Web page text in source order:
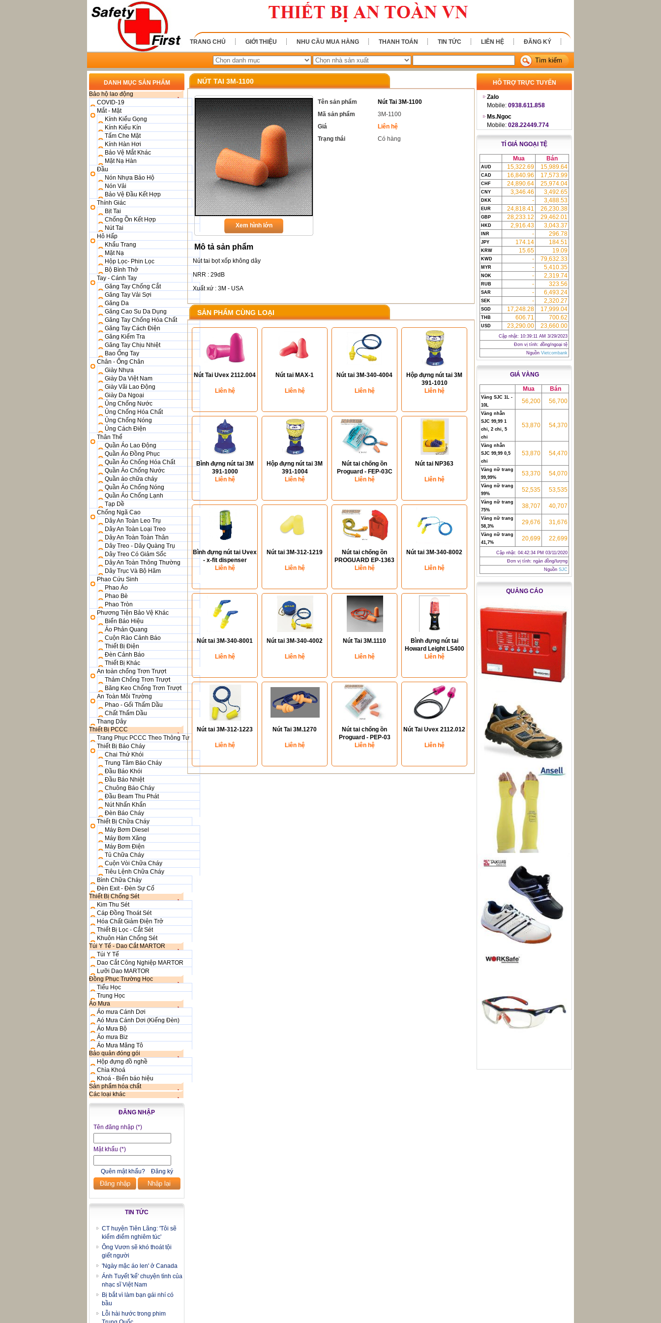
TRANG CHỦ GIỚI THIỆU NHU CẦU MUA HÀNG THANH TOÁN TIN TỨC LIÊN HỆ ĐĂNG KÝ
Tìm kiếm
DANH MỤC SẢN PHẨM
Bảo hộ lao động
COVID-19
Mắt - Mặt
Kính Kiểu Gọng
Kính Kiểu Kín
Tấm Che Mặt
Kính Hàn Hơi
Bảo Vệ Mắt Khác
Mặt Nạ Hàn
Đầu
Nón Nhựa Bảo Hộ
Nón Vải
Bảo Vệ Đầu Kết Hợp
Thính Giác
Bịt Tai
Chống Ồn Kết Hợp
Nút Tai
Hô Hấp
Khẩu Trang
Mặt Nạ
Hộp Lọc- Phin Lọc
Bộ Bình Thở
Tay - Cánh Tay
Găng Tay Chống Cắt
Găng Tay Vải Sợi
Găng Da
Găng Cao Su Da Dụng
Găng Tay Chống Hóa Chất
Găng Tay Cách Điện
Găng Kiểm Tra
Găng Tay Chịu Nhiệt
Bao Ống Tay
Chân - Ống Chân
Giày Nhựa
Giày Da Việt Nam
Giày Vãi Lao Động
Giày Da Ngoại
Ủng Chống Nước
Ủng Chống Hóa Chất
Ủng Chống Nóng
Ủng Cách Điện
Thân Thể
Quần Áo Lao Động
Quần Áo Đồng Phục
Quần Áo Chống Hóa Chất
Quần Áo Chống Nước
Quần áo chữa cháy
Quần Áo Chống Nóng
Quần Áo Chống Lạnh
Tạp Dề
Chống Ngã Cao
Dây An Toàn Leo Trụ
Dây An Toàn Loại Treo
Dây An Toàn Toàn Thân
Dây Treo - Dây Quàng Trụ
Dây Treo Có Giảm Sốc
Dây An Toàn Thông Thường
Dây Trục Và Bộ Hãm
Phao Cứu Sinh
Phao Áo
Phao Bè
Phao Tròn
Phương Tiện Bảo Vệ Khác
Biển Báo Hiệu
Áo Phản Quang
Cuộn Rào Cảnh Báo
Thiết Bị Điện
Đèn Cảnh Báo
Thiết Bị Khác
An toàn chống Trơn Trượt
Thảm Chống Trơn Trượt
Băng Keo Chống Trơn Trượt
An Toàn Môi Trường
Phao - Gối Thấm Dầu
Chất Thấm Dầu
Thang Dây
Thiết Bị PCCC
Trang Phục PCCC Theo Thông Tư
Thiết Bị Báo Cháy
Chai Thử Khói
Trung Tâm Báo Cháy
Đầu Báo Khói
Đầu Báo Nhiệt
Chuông Báo Cháy
Đầu Beam Thu Phát
Nút Nhấn Khẩn
Đèn Báo Cháy
Thiết Bị Chữa Cháy
Máy Bơm Diesel
Máy Bơm Xăng
Máy Bơm Điện
Tủ Chữa Cháy
Cuộn Vòi Chữa Cháy
Tiêu Lệnh Chữa Cháy
Bình Chữa Cháy
Đèn Exit - Đèn Sự Cố
Thiết Bị Chống Sét
Kim Thu Sét
Cáp Đồng Thoát Sét
Hóa Chất Giảm Điện Trở
Thiết Bị Lọc - Cắt Sét
Khuôn Hàn Chống Sét
Túi Y Tế - Dao Cắt MARTOR
Túi Y Tế
Dao Cắt Công Nghiệp MARTOR
Lưỡi Dao MARTOR
Đồng Phục Trường Học
Tiểu Học
Trung Học
Áo Mưa
Áo mưa Cánh Dơi
Aó Mưa Cánh Dơi (Kiếng Đèn)
Áo Mưa Bộ
Áo mưa Biz
Áo Mưa Măng Tô
Bảo quản đóng gói
Hộp đựng đồ nghề
Chìa Khoá
Khoá - Biển báo hiệu
Sản phẩm hóa chất
Các loại khác
ĐĂNG NHẬP
Tên đăng nhập (*)
Mật khẩu (*)
Quên mật khẩu? Đăng ký
Đăng nhập Nhập lại
TIN TỨC
CT huyện Tiên Lãng: 'Tôi sẽ
kiểm điểm nghiêm túc'
Ông Vươn sẽ khó thoát tội
giết người
'Ngày mặc áo len' ở Canada
Ánh Tuyết 'kể' chuyện tình của
nhạc sĩ Việt Nam
Bị bắt vì làm bạn gái nhí có
bầu
Lỗi hài hước trong phim
NÚT TAI 3M-1100
Xem hình lớn
Tên sản phẩm
Nút Tai 3M-1100
Mã sản phẩm
3M-1100
Giá
Liên hệ
Trạng thái
Có hàng
Mô tả sản phẩm
Nút tai bọt xốp không dây
NRR : 29dB
Xuất xứ : 3M - USA
SẢN PHẨM CÙNG LOẠI
Nút Tai Uvex 2112.004
Liên hệ
Nút tai MAX-1
Liên hệ
Nút tai 3M-340-4004
Liên hệ
Hộp đựng nút tai 3M
391-1010
Liên hệ
Bình đựng nút tai 3M
391-1000
Liên hệ
Hộp đựng nút tai 3M
391-1004
Liên hệ
Nút tai chống ồn
Proguard - FEP-03C
Liên hệ
Nút tai NP363
Liên hệ
Bình đựng nút tai Uvex
- x-fit dispenser
2112.000
Liên hệ
Nút tai 3M-312-1219
Liên hệ
Nút tai chống ồn
PROGUARD EP-1363
Liên hệ
Nút tai 3M-340-8002
Liên hệ
Nút tai 3M-340-8001
Liên hệ
Nút tai 3M-340-4002
Liên hệ
Nút Tai 3M.1110
Liên hệ
Bình đựng nút tai
Howard Leight LS400
Liên hệ
Nút tai 3M-312-1223
Liên hệ
Nút Tai 3M.1270
Liên hệ
Nút tai chống ồn
Proguard - PEP-03
Liên hệ
Nút Tai Uvex 2112.012
Liên hệ
HỖ TRỢ TRỰC TUYẾN
Zalo
Mobile: 0938.611.858
Ms.Ngoc
Mobile: 028.22449.774
TỈ GIÁ NGOẠI TỆ
Mua Bán
AUD 15,322.69 15,989.64
CAD 16,840.96 17,573.99
CHF 24,890.64 25,974.04
CNY 3,346.46 3,492.65
DKK - 3,488.53
EUR 24,818.41 26,230.38
GBP 28,233.12 29,462.01
HKD 2,916.43 3,043.37
INR - 296.78
JPY 174.14 184.51
KRW 15.65 19.09
KWD - 79,632.33
MYR - 5,410.35
NOK - 2,319.74
RUB - 323.56
SAR - 6,493.24
SEK - 2,320.27
SGD 17,248.28 17,999.04
THB 606.71 700.62
USD 23,290.00 23,660.00
Cập nhật: 10:39:11 AM 3/29/2023
Đơn vị tính: đồng/ngoại tệ
Nguồn Vietcombank
GIÁ VÀNG
Mua Bán
Vàng SJC 1L -
10L
56,200 56,700
Vàng nhẫn
SJC 99,99 1
chỉ, 2 chỉ, 5
chỉ
53,870 54,370
Vàng nhẫn
SJC 99,99 0,5
chỉ
53,870 54,470
Vàng nữ trang
99,99%
53,370 54,070
Vàng nữ trang
99%
52,535 53,535
Vàng nữ trang
75%
38,707 40,707
Vàng nữ trang
58,3%
29,676 31,676
Vàng nữ trang
41,7%
20,699 22,699
Cập nhật: 04:42:34 PM 03/11/2020
Đơn vị tính: ngàn đồng/lượng
Nguồn SJC
QUẢNG CÁO